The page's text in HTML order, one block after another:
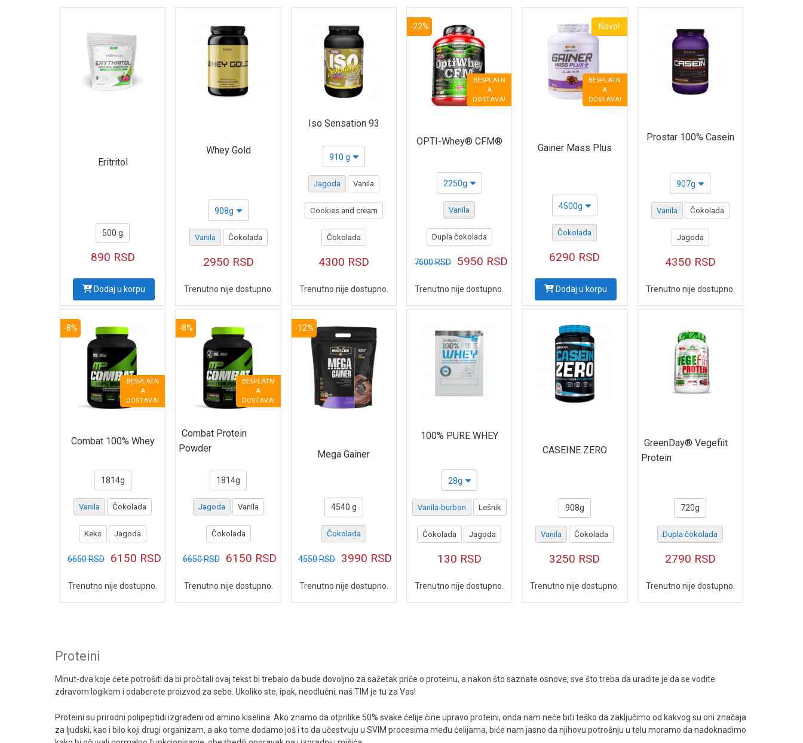
Vegan Protein
Belgian Waffles Protein
Light Digest Whey Protein
IsoHD® 90 CFM Protein
OPTI-Whey® CFM®
PROTEIN FUEL
100% PURE WHEY
ISOWHEY ZERO
POWER PROTEIN
CASEINE ZERO
Prostar 100% Raw Whey
Prime Whey
Anabolic Masster
Gainer Mass Plus
Mega Gainer
NO reaktori i proizvodi za u toku i posle treninga
Sagorevači
Imunitet i zaštita organizma
Eritritol
500 g
890 RSD
Dodaj u korpu
Whey Gold
908g
Vanila Čokolada
2950 RSD
Trenutno nije dostupno.
Iso Sensation 93
910 g
Jagoda Vanila
Cookies and cream
Čokolada
4300 RSD
Trenutno nije dostupno.
BESPLATN
A
DOSTAVA!
-22%
OPTI-Whey® CFM®
2250g
Vanila
Dupla čokolada
7600RSD 5950 RSD
Trenutno nije dostupno.
BESPLATN
A
DOSTAVA!
Novo!
Gainer Mass Plus
4500g
Čokolada
6290 RSD
Dodaj u korpu
Prostar 100% Casein
907g
Vanila Čokolada
Jagoda
4350 RSD
Trenutno nije dostupno.
BESPLATN
A
DOSTAVA!
-8%
Combat 100% Whey
1814g
Vanila Čokolada
Keks Jagoda
6650RSD 6150 RSD
Trenutno nije dostupno.
BESPLATN
A
DOSTAVA!
-8%
Combat Protein
Powder
1814g
Jagoda Vanila
Čokolada
6650RSD 6150 RSD
Trenutno nije dostupno.
-12%
Mega Gainer
4540 g
Čokolada
4550RSD 3990 RSD
Trenutno nije dostupno.
100% PURE WHEY
28g
Vanila-burbon Lešnik
Čokolada Jagoda
130 RSD
Trenutno nije dostupno.
CASEINE ZERO
908g
Vanila Čokolada
3250 RSD
Trenutno nije dostupno.
GreenDay® Vegefiit
Protein
720g
Dupla čokolada
2790 RSD
Trenutno nije dostupno.
Proteini
Minut-dva koje ćete potrošiti da bi pročitali ovaj tekst bi trebalo da bude dovoljno za sažetak priče o proteinu, a nakon što saznate osnove, sve što treba da uradite je da se vodite
zdravom logikom i odaberete proizvod za sebe. Ukoliko ste, ipak, neodlučni, naš TIM je tu za Vas!
Proteini su prirodni polipeptidi izgrađeni od amino kiselina. Ako znamo da otprilike 50% svake ćelije čine upravo proteini, onda nam neće biti teško da zaključimo od kakvog su oni značaja
za ljudski, kao i bilo koji drugi organizam, a ako tome dodamo još i to da učestvuju u SVIM procesima među ćelijama, biće nam jasno da njihovu potrošnju u telu moramo da nadoknadimo